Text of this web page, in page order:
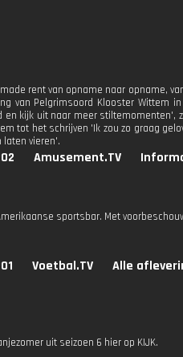
rent van opname naar opname,
van Pelgrimsoord Klooster Wittem
en kijk uit naar meer
tot het schrijven 'Ik zou zo graag
laten vieren'.
Amusement.TV
sportsbar. Met
Voetbal.TV Alle
uit seizoen 6 hier op KIJK.